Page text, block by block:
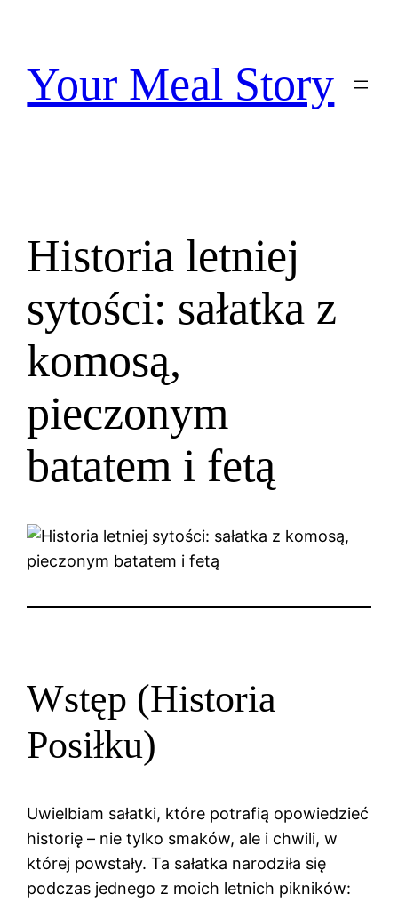
treściYour Meal Story
Historia letniej
sytości: sałatka z
komosą,
pieczonym
batatem i fetą
Wstęp (Historia
Posiłku)
Uwielbiam sałatki, które potrafią opowiedzieć
historię – nie tylko smaków, ale i chwili, w
której powstały. Ta sałatka narodziła się
podczas jednego z moich letnich pikników: